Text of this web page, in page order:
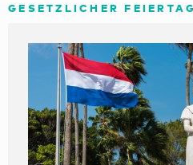
GESETZLICHER